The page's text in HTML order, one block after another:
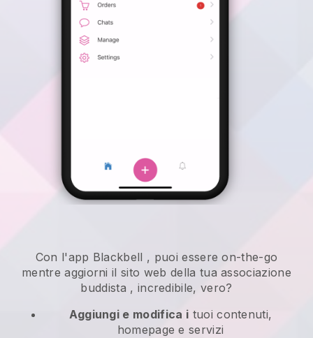
Con l'app Blackbell , puoi essere on-the-go
mentre aggiorni il sito web della tua associazione
buddista , incredibile, vero?
Aggiungi e modifica i tuoi contenuti,
homepage e servizi